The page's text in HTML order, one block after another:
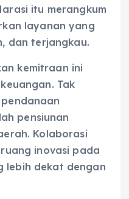
itu merangkum
layanan yang
dan terjangkau.
kemitraan ini
Tak
pensiunan
Kolaborasi
inovasi pada
lebih dekat dengan